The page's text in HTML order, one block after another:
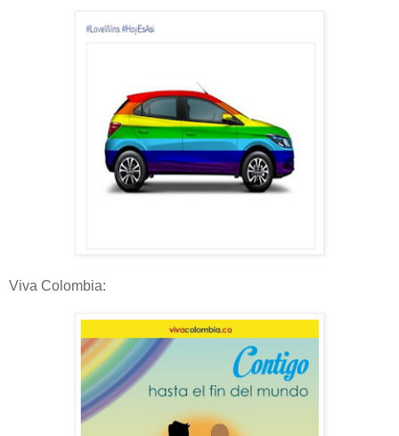
Viva Colombia: